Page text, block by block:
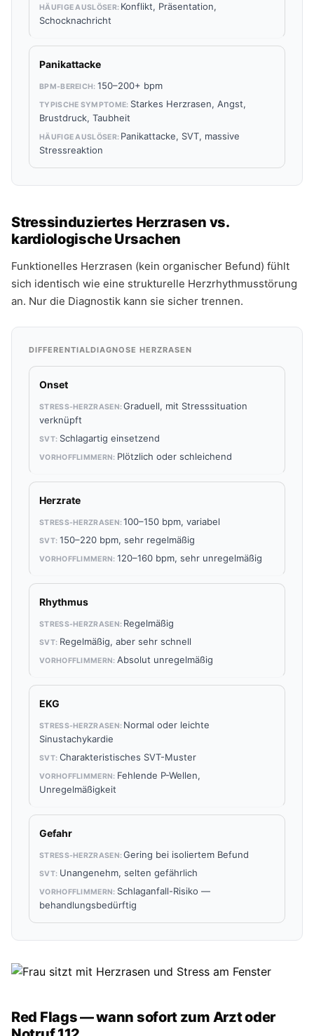
Konflikt, Präsentation,
Schocknachricht
Panikattacke
150–200+ bpm
Starkes Herzrasen, Angst,
Brustdruck, Taubheit
Panikattacke, SVT, massive
Stressreaktion
Stressinduziertes Herzrasen vs.
kardiologische Ursachen
Funktionelles Herzrasen (kein organischer Befund) fühlt
sich identisch wie eine strukturelle Herzrhythmusstörung
an. Nur die Diagnostik kann sie sicher trennen.
DIFFERENTIALDIAGNOSE HERZRASEN
Onset
Graduell, mit Stresssituation
verknüpft
Schlagartig einsetzend
Plötzlich oder schleichend
Herzrate
100–150 bpm, variabel
150–220 bpm, sehr regelmäßig
120–160 bpm, sehr unregelmäßig
Rhythmus
Regelmäßig
Regelmäßig, aber sehr schnell
Absolut unregelmäßig
EKG
Normal oder leichte
Sinustachykardie
Charakteristisches SVT-Muster
Fehlende P-Wellen,
Unregelmäßigkeit
Gefahr
Gering bei isoliertem Befund
Unangenehm, selten gefährlich
Schlaganfall-Risiko —
behandlungsbedürftig
Red Flags — wann sofort zum Arzt oder